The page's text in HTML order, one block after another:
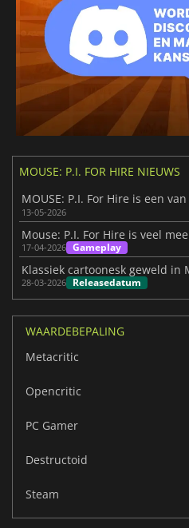
MOUSE: P.I. FOR HIRE NIEUWS
13-05-2026
17-04-2026 Gameplay
Klassiek cartoonesk geweld in
28-03-2026 Releasedatum
WAARDEBEPALING
Metacritic
Opencritic
PC Gamer
Destructoid
Steam